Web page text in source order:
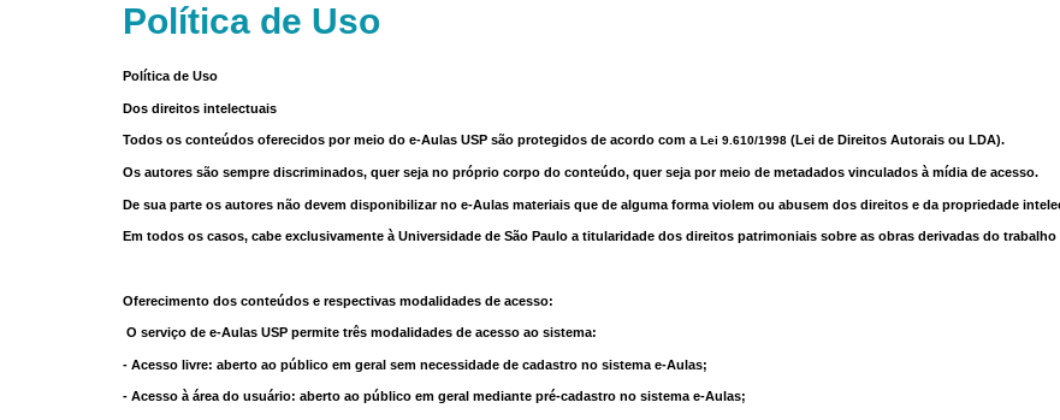
Política de Uso
Política de Uso
Dos direitos intelectuais
Todos os conteúdos oferecidos por meio do e-Aulas USP são protegidos de acordo com a Lei 9.610/1998 (Lei de Direitos Autorais ou LDA).
Os autores são sempre discriminados, quer seja no próprio corpo do conteúdo, quer seja por meio de metadados vinculados à mídia de acesso.
De sua parte os autores não devem disponibilizar no e-Aulas materiais que de alguma forma violem ou abusem dos direitos e da propriedade
Em todos os casos, cabe exclusivamente à Universidade de São Paulo a titularidade dos direitos patrimoniais sobre as obras derivadas do
Oferecimento dos conteúdos e respectivas modalidades de acesso:
O serviço de e-Aulas USP permite três modalidades de acesso ao sistema:
- Acesso livre: aberto ao público em geral sem necessidade de cadastro no sistema e-Aulas;
- Acesso à área do usuário: aberto ao público em geral mediante pré-cadastro no sistema e-Aulas;